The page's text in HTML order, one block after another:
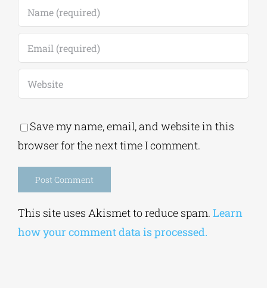
Save my name, email, and website in this
Alternative:
This site uses Akismet to reduce spam.